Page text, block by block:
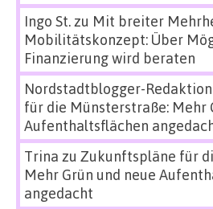
Ingo St.zu Mit breiter
Mobilitätskonzept: Über
Finanzierung wird beraten
Nordstadtblogger-Redaktion
für die Münsterstraße: Mehr
Aufenthaltsflächen
Trina zu Zukunftspläne für
Mehr Grün und neue
angedacht